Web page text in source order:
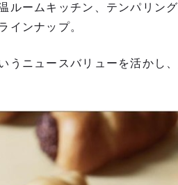
ルームキッチン、テンパリン
インナップ。
うニュースバリューを活かし